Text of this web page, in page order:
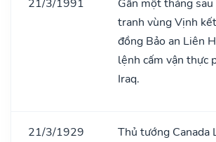
21/3/1991
Gần một tháng
tranh vùng Vịnh
đồng Bảo an Liên
lệnh cấm vận thực
Iraq.
21/3/1929
Thủ tướng Canada